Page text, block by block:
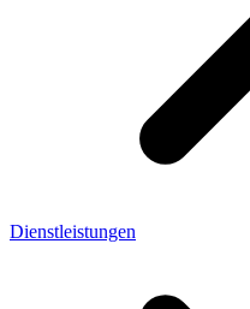
Dienstleistungen